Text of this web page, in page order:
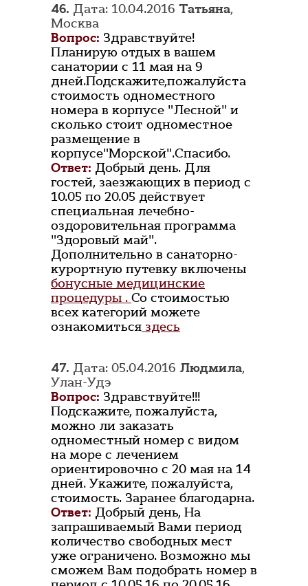
46. Дата: 10.04.2016 Татьяна,
Москва
Вопрос: Здравствуйте!
Планирую отдых в вашем
санатории с 11 мая на 9
дней.Подскажите,пожалуйста
стоимость одноместного
номера в корпусе "Лесной" и
сколько стоит одноместное
размещение в
корпусе"Морской".Спасибо.
Ответ: Добрый день. Для
гостей, заезжающих в период с
10.05 по 20.05 действует
специальная лечебно-
оздоровительная программа
"Здоровый май".
Дополнительно в санаторно-
курортную путевку включены
бонусные медицинские
процедуры . Со стоимостью
всех категорий можете
ознакомиться здесь
47. Дата: 05.04.2016 Людмила,
Улан-Удэ
Вопрос: Здравствуйте!!!
Подскажите, пожалуйста,
можно ли заказать
одноместный номер с видом
на море с лечением
ориентировочно с 20 мая на 14
дней. Укажите, пожалуйста,
стоимость. Заранее благодарна.
Ответ: Добрый день, На
запрашиваемый Вами период
количество свободных мест
уже ограничено. Возможно мы
сможем Вам подобрать номер в